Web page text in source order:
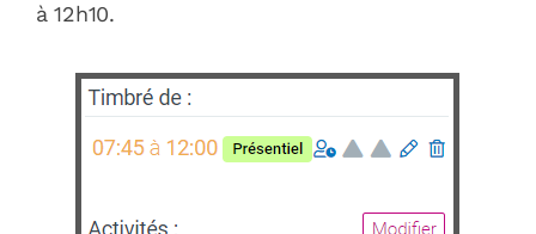
à 12h10.